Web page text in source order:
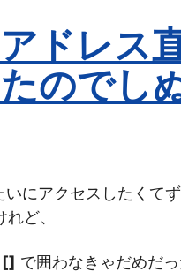
ドレス
のでし
にアクセスしたくて
ど、
[] で囲わなきゃだめだ